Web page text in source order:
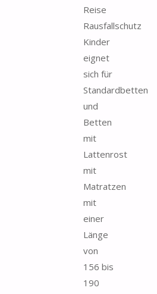
Reise
Rausfallschutz
Kinder
eignet
sich für
Standardbetten
und
Betten
mit
Lattenrost
mit
Matratzen
mit
einer
Länge
von
156 bis
190